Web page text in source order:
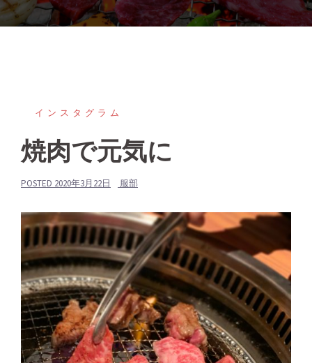
インスタグラム
焼肉で元気に
POSTED 2020年3月22日 服部